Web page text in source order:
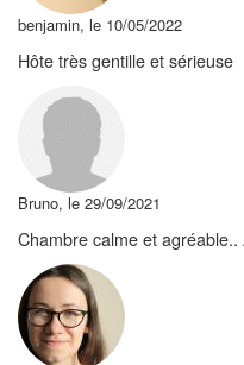
benjamin, le 10/05/2022
Hôte très gentille et sérieuse
Bruno, le 29/09/2021
Chambre calme et